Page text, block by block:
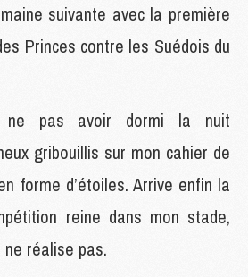
suivante avec la première
Princes contre les Suédois du
ne pas avoir dormi la nuit
gribouillis sur mon cahier de
forme d’étoiles. Arrive enfin la
reine dans mon stade,
réalise pas.